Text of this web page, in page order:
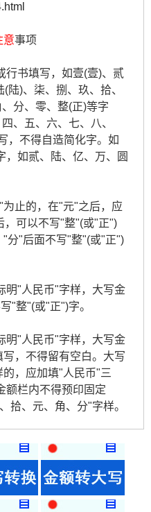
意事项
行书填写，如壹(壹)、贰
陆)、柒、捌、玖、拾、
分、零、整(正)等字
、五、六、七、八、
，不得自造简化字。如
，如贰、陆、亿、万、圆
止的，在"元"之后，应
，可以不写"整"(或"正")
分"后面不写"整"(或"正")
明"人民币"字样，大写金
"整"(或"正")字。
明"人民币"字样，大写金
，不得留有空白。大写
，应加填"人民币"三
额栏内不得预印固定
拾、元、角、分"字样。